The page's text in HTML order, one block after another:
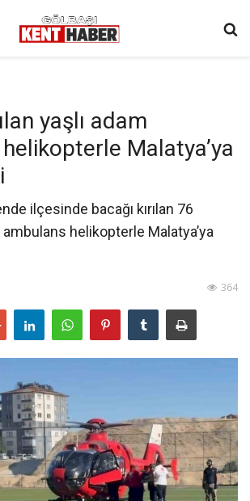
yaşlı adam
Malatya’ya
ilçesinde bacağı kırılan 76
ambulans helikopterle Malatya’ya
364